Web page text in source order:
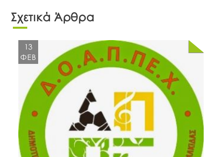
Σχετικά Άρθρα
13
ΦΕΒ